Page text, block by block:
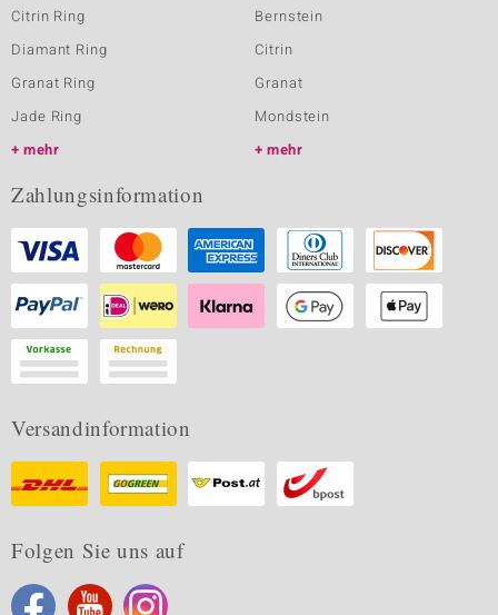
Citrin Ring
Diamant Ring
Granat Ring
Jade Ring
mehr
Bernstein
Citrin
Granat
Mondstein
mehr
Zahlungsinformation
Versandinformation
Folgen Sie uns auf